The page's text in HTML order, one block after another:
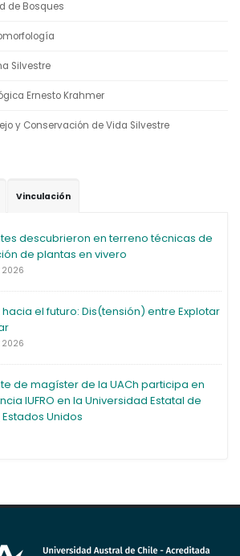
de Bosques
Silvestre
Ernesto Krahmer
y Conservación de Vida Silvestre
Vinculación
descubrieron en terreno técnicas de
de plantas en vivero
el futuro: Dis(tensión) entre Explotar
de magíster de la UACh participa en
IUFRO en la Universidad Estatal de
Unidos